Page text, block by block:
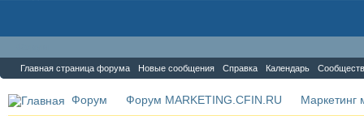
Главная страница форума Новые сообщения Справка Календарь
Форум Форум MARKETING.CFIN.RU Маркетинг